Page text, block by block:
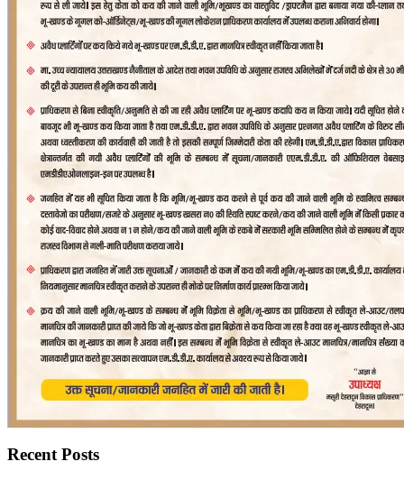
Recent Posts